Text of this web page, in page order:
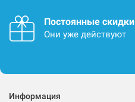
Постоянные скидки
Они уже действуют
Информация